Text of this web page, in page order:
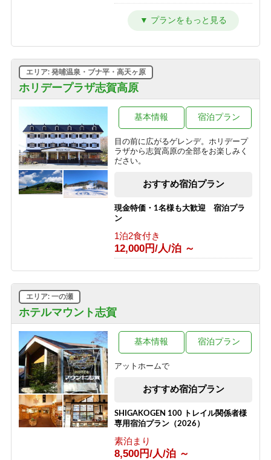
■【１泊夕食】早くからアクティブに
動きたい人にオススメの夕食付きプラ
9,350円/人/泊 ～
■【１泊朝食】遅いご到着でも安心♪２
４時までチェックイン可能の朝食付き
プラン♪
1泊2食付き
8,800円/人/泊 ～
■【１泊素泊り】お食事はつかない分
とってもお得♪アクティブに動きたい
方にオススメの素泊まりプラン！
7,425円/人/泊 ～
で５００円OFFのお得なシルバープラ
ン！
竹＞を使った特別コース♪贅沢な高原
旅行～1泊2食付
1泊2食付き
16,500円/人/泊 ～
【志賀高原100キロレース 2026】イ
素泊り＞
素泊まり
8,500円/人/泊 ～
ホリデープラザ志賀高原
エリア: 発哺温泉・ブナ平・高天ヶ原
目の前に広がるゲレンデ。ホリデープ
ラザから志賀高原の全部をお楽しみく
ださい。
基本情報 宿泊プラン
おすすめ宿泊プラン
現金特価・1名様も大歓迎 宿泊プラ
ン
1泊2食付き
12,000円/人/泊 ～
ホテルマウント志賀
エリア: 一の瀬
アットホームで
基本情報 宿泊プラン
おすすめ宿泊プラン
SHIGAKOGEN 100 トレイル関係者様
専用宿泊プラン（2026）
素泊まり
8,500円/人/泊 ～